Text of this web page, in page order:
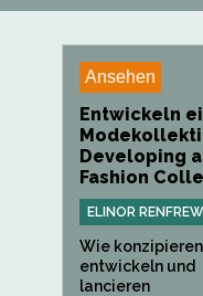
Ansehen
Entwickeln
Developing a
Fashion
ELINOR RENFREW
Wie
entwickeln und
lancieren